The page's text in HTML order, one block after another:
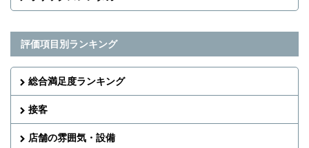
評価項目別ランキング
総合満足度ランキング
接客
店舗の雰囲気・設備